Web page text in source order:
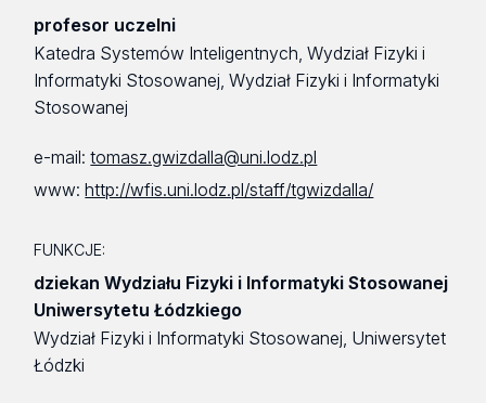
profesor uczelni
Katedra Systemów Inteligentnych, Wydział Fizyki i
Informatyki Stosowanej, Wydział Fizyki i Informatyki
Stosowanej
e-mail:tomasz.gwizdalla@uni.lodz.pl
www:http://wfis.uni.lodz.pl/staff/tgwizdalla/
FUNKCJE:
dziekan Wydziału Fizyki i Informatyki Stosowanej
Uniwersytetu Łódzkiego
Wydział Fizyki i Informatyki Stosowanej, Uniwersytet
Łódzki